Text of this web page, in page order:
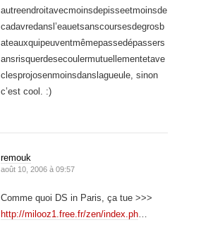
autreendroitavecmoinsdepisseetmoinsde
cadavredansl’eauetsanscoursesdegrosb
ateauxquipeuventmêmepassedépassers
ansrisquerdesecoulermutuellementetave
clesprojosenmoinsdanslagueule, sinon
c’est cool. :)
remouk
août 10, 2006 à 09:57
Comme quoi DS in Paris, ça tue >>>
http://milooz1.free.fr/zen/index.ph